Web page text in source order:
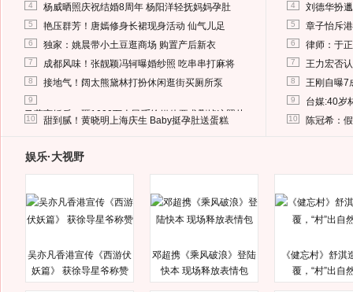
4 杨威晒照庆祝结婚8周年 杨阳洋轻抚妈妈孕肚
5 艳压群芳！唐嫣修身长裙现身活动 仙气儿足
6 独家：姚晨带小土豆逛商场 购置产后新衣
7 成都风味！张靓颖冯轲曝婚纱照 吃串串打麻将
8 接地气！阔太熊黛林打扮休闲逛街买厕所泵
9
马蓉离婚后，砸1000万人民币给媒体要求删掉这照片
10 甜到腻！黄晓明上海庆生 Baby挺孕肚送蛋糕
4 刘德华扮
5 章子怡斥
6 律师：于
7 王力宏否
8 王刚自曝7
9 台媒:40岁
10 陈冠希：
娱乐·大视野
吴亦凡香港宣传《西游伏
妖篇》 获徐导星爷称赞
邓超携《乘风破浪》登陆
快本 现场释放表情包
《健忘村》舒淇
覆，“村”出自